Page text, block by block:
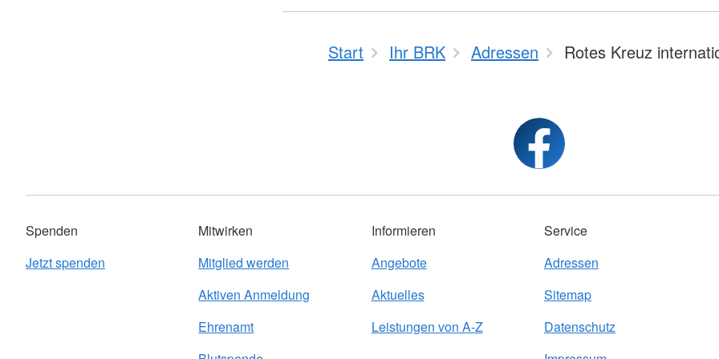
Start Ihr BRK Adressen Rotes Kreuz
Spenden
Jetzt spenden
Mitwirken
Mitglied werden
Aktiven Anmeldung
Ehrenamt
Informieren
Angebote
Aktuelles
Leistungen von A-Z
Service
Adressen
Sitemap
Datenschutz